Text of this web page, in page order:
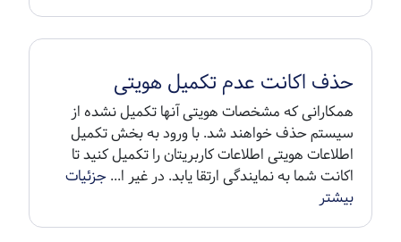
حذف اکانت عدم تکمیل هویتی
همکارانی که مشخصات هویتی آنها تکمیل نشده از
سیستم حذف خواهند شد. با ورود به بخش تکمیل
اطلاعات هویتی اطلاعات کاربریتان را تکمیل کنید تا
اکانت شما به نمایندگی ارتقا یابد. در غیر ا...جزئیات
بیشتر